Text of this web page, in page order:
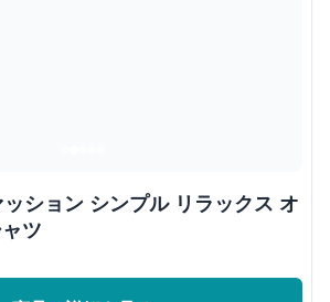
ション シンプル リラックス オ
ツ